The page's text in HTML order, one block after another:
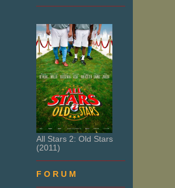
All Stars 2: Old Stars
(2011)
F O R U M